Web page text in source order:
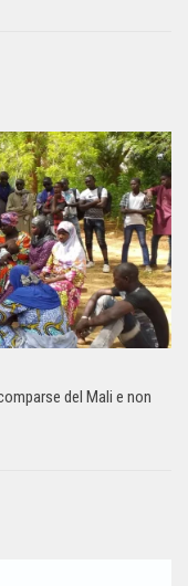
del Mali e non